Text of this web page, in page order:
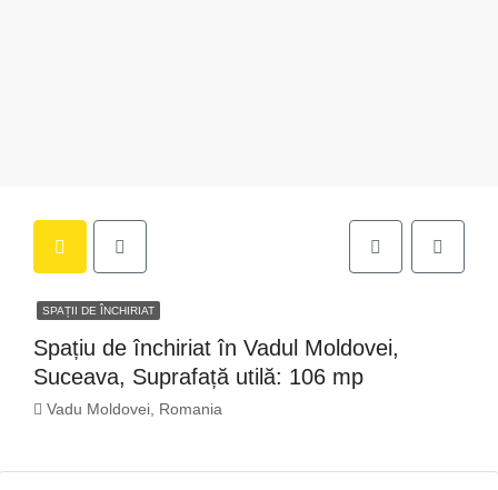
SPAȚII DE ÎNCHIRIAT
Spațiu de închiriat în Vadul Moldovei,
Suceava, Suprafață utilă: 106 mp
Vadu Moldovei, Romania